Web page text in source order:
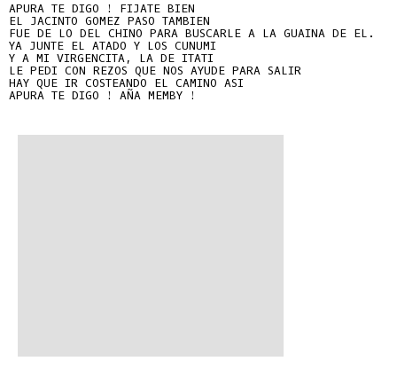
APURA TE DIGO ! FIJATE BIEN
EL JACINTO GOMEZ PASO TAMBIEN
FUE DE LO DEL CHINO PARA BUSCARLE A LA GUAINA DE EL.
YA JUNTE EL ATADO Y LOS CUNUMI
Y A MI VIRGENCITA, LA DE ITATI
LE PEDI CON REZOS QUE NOS AYUDE PARA SALIR
HAY QUE IR COSTEANDO EL CAMINO ASI
APURA TE DIGO ! AÑA MEMBY !